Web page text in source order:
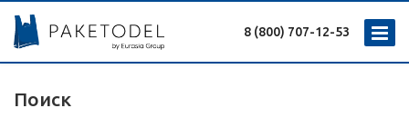
8 (800) 707-12-53
Поиск